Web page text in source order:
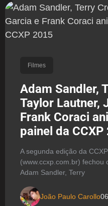
Filmes
Adam Sandler,
Taylor Lautner,
Frank Coraci
painel da CCXP
A segunda edição da
(www.ccxp.com.br) fechou
Adam Sandler, Terry
João Paulo Carollo